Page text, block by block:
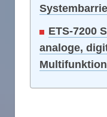
ETS-7200
analoge,